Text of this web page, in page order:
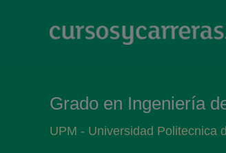
Grado en Ingeniería
UPM - Universidad Politecnica